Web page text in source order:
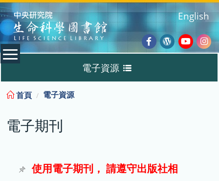
:::
Facebook
Wordpress
English
電子資源
電子期刊
首頁 電子資源
電子期刊
使用電子期刊， 請遵守出版社相